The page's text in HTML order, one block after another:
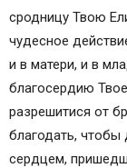
сродницу Твою
чудесное
и в матери, и в
благосердию
разрешитися от
благодать,
сердцем,